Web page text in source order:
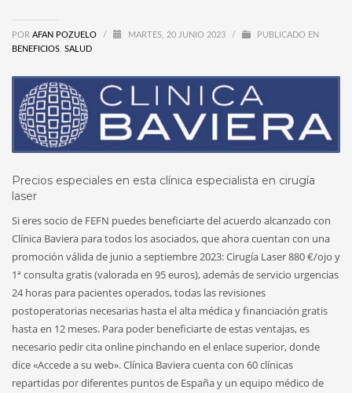
POR AFAN POZUELO / MARTES, 20 JUNIO 2023 /
PUBLICADO EN
BENEFICIOS SALUD
Precios especiales en esta clínica especialista en cirugía
laser
Si eres socio de FEFN puedes beneficiarte del acuerdo alcanzado con
Clínica Baviera para todos los asociados, que ahora cuentan con una
promoción válida de junio a septiembre 2023: Cirugía Laser 880 €/ojo y
1ª consulta gratis (valorada en 95 euros), además de servicio urgencias
24 horas para pacientes operados, todas las revisiones
postoperatorias necesarias hasta el alta médica y financiación gratis
hasta en 12 meses. Para poder beneficiarte de estas ventajas, es
necesario pedir cita online pinchando en el enlace superior, donde
dice «Accede a su web». Clínica Baviera cuenta con 60 clínicas
repartidas por diferentes puntos de España y un equipo médico de